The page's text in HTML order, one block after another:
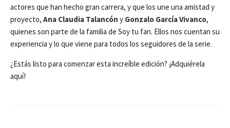
actores que han hecho gran carrera, y que los une una amistad y
proyecto, Ana Claudia Talancón y Gonzalo García Vivanco,
quienes son parte de la familia de Soy tu fan. Ellos nos cuentan su
experiencia y lo que viene para todos los seguidores de la serie.
¿Estás listo para comenzar esta increíble edición? ¡Adquiérela
aquí!